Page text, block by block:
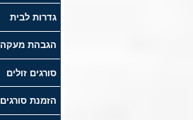
גדרות לבית
הגבהת מעקה
סורגים זולים
הזמנת סורגים